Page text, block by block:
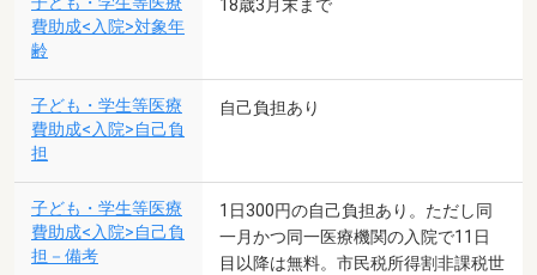
費助成<入院>対象年
齢
18歳3月末まで
子ども・学生等医療
費助成<入院>自己負
担
自己負担あり
子ども・学生等医療
費助成<入院>自己負
担－備考
1日300円の自己負担あり。ただし同
一月かつ同一医療機関の入院で11日
目以降は無料。市民税所得割非課税世